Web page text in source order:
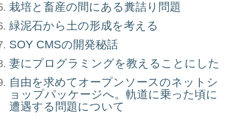
栽培と畜産の間にある糞詰り問題
緑泥石から土の形成を考える
SOY CMSの開発秘話
妻にプログラミングを教えることにした
自由を求めてオープンソースのネットシ
ョップパッケージへ。軌道に乗った頃に
遭遇する問題について